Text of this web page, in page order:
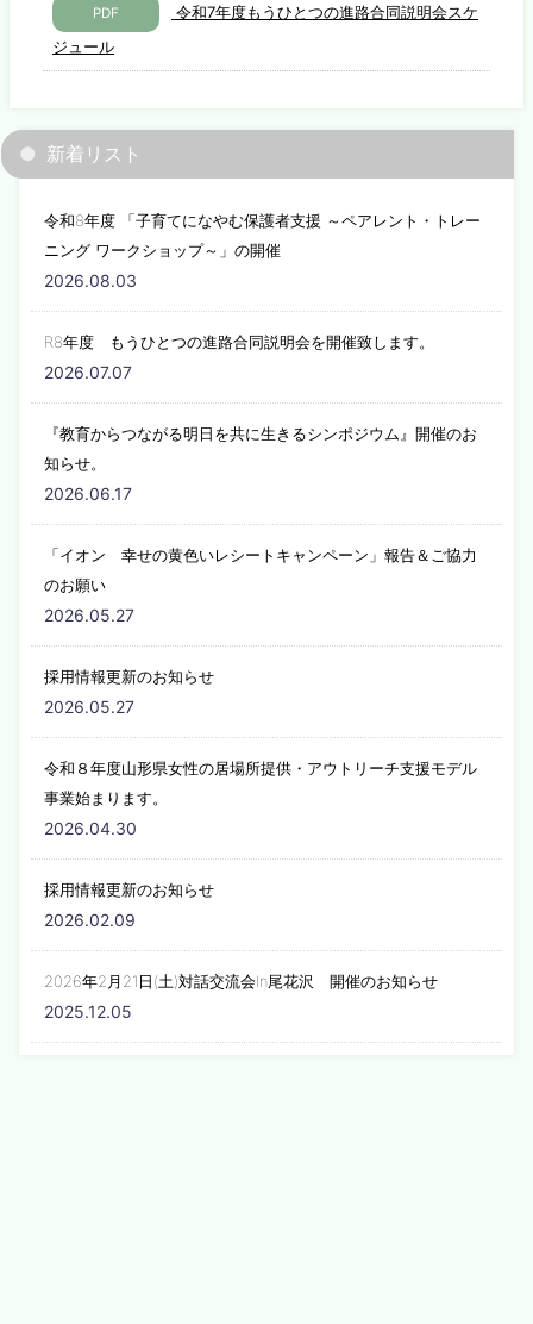
PDF
令和7年度もうひとつの進路合同説明会スケ
ジュール
新着リスト
令和8年度 「子育てになやむ保護者支援 ～ペアレント・トレー
ニング ワークショップ～」の開催
2026.08.03
R8年度 もうひとつの進路合同説明会を開催致します。
2026.07.07
『教育からつながる明日を共に生きるシンポジウム』開催のお
知らせ。
2026.06.17
「イオン 幸せの黄色いレシートキャンペーン」報告＆ご協力
のお願い
2026.05.27
採用情報更新のお知らせ
2026.05.27
令和８年度山形県女性の居場所提供・アウトリーチ支援モデル
事業始まります。
2026.04.30
採用情報更新のお知らせ
2026.02.09
2026年2月21日(土)対話交流会In尾花沢 開催のお知らせ
2025.12.05